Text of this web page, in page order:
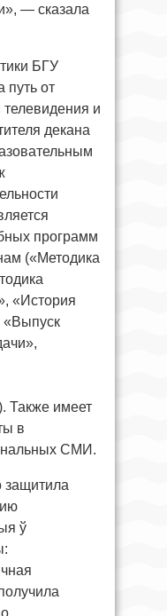
— сказала
БГУ
путь от
и
декана
программ
(«Методика
«История
Также имеет
в
СМИ.
защитила
ў